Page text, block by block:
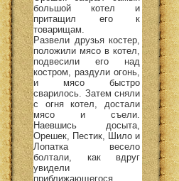
большой котел и
притащил его к
товарищам.
Развели друзья костер,
положили мясо в котел,
подвесили его над
костром, раздули огонь,
и мясо быстро
сварилось. Затем сняли
с огня котел, достали
мясо и съели.
Наевшись досыта,
Орешек, Пестик, Шило и
Лопатка весело
болтали, как вдруг
увидели
приближающегося